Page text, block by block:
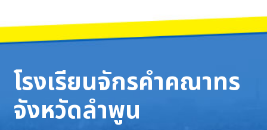
โรงเรียนจักรคำคณาทร
จังหวัดลำพูน